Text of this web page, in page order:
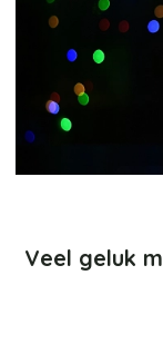
Veel geluk